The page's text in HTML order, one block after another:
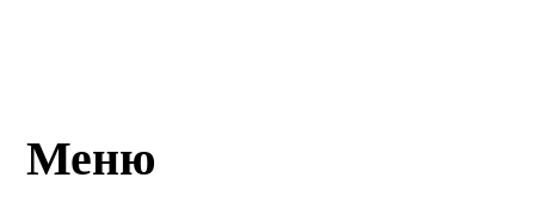
Меню